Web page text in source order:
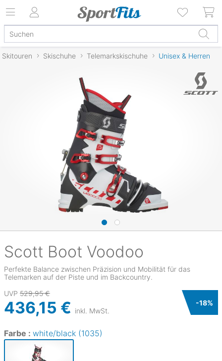
Skitouren Skischuhe Telemarkskischuhe Unisex & Herren
Scott Boot Voodoo
Perfekte Balance zwischen Präzision und Mobilität für das
Telemarken auf der Piste und im Backcountry.
UVP 529,95 €
436,15 € inkl. MwSt.
-18%
Farbe : white/black (1035)